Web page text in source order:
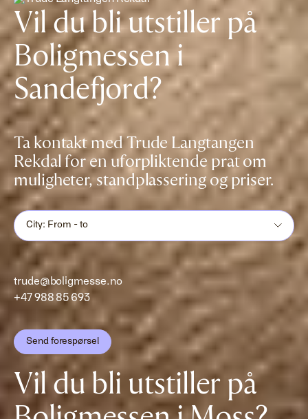
Vil du bli utstiller på
Boligmessen i
Sandefjord?
Ta kontakt med Trude Langtangen
Rekdal for en uforpliktende prat om
muligheter, standplassering og priser.
City: From - to
trude@boligmesse.no
+47 988 85 693
Send forespørsel
Vil du bli utstiller på